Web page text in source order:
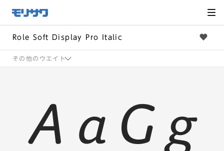
メ
ニュー
飛ばし
へ移動
Role Soft Display Pro Italic
その他のウエイト